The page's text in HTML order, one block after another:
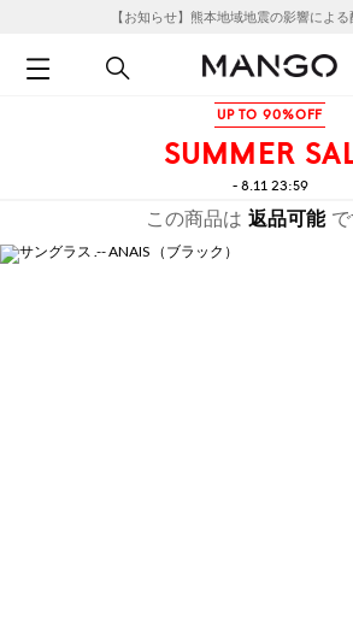
【お知らせ】熊本地域地震の影響によ
UP TO 90%OFF
SUMMER
- 8.11 23:59
この商品は 返品可能